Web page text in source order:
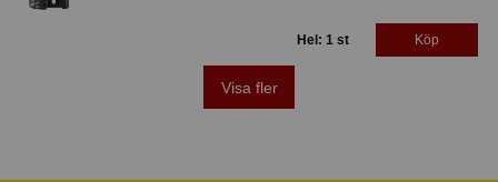
Hel: 1 st Köp
Visa fler